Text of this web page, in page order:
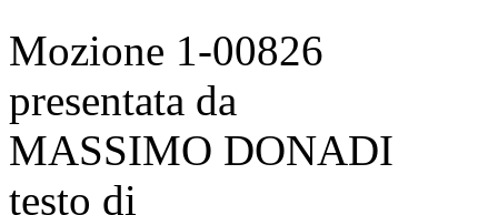
Mozione 1-00826
presentata da
MASSIMO DONADI
testo di